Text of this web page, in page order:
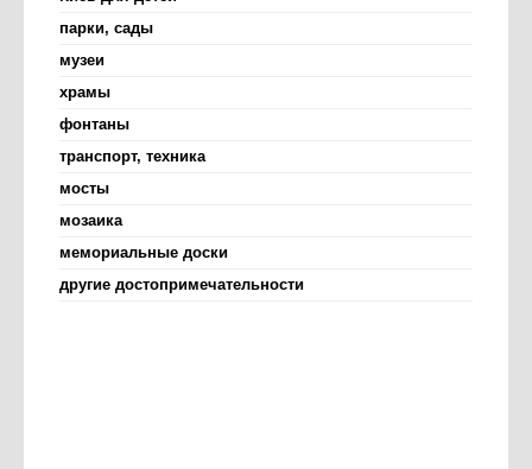
парки, сады
музеи
храмы
фонтаны
транспорт, техника
мосты
мозаика
мемориальные доски
другие достопримечательности